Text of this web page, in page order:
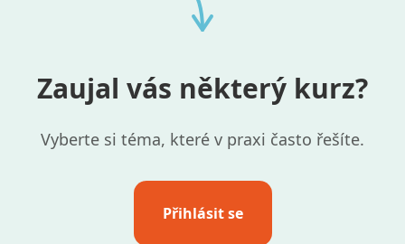
Zaujal vás některý kurz?
Vyberte si téma, které v praxi často řešíte.
Přihlásit se